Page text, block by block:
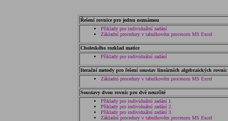
Řešení rovnice pro jednu neznámou
Přiklady pro individuální zadání
Základní procedury v tabulkovém procesoru MS Excel
Choleského rozklad matice
Přiklady pro individuální zadání
Iterační metody pro řešení soustav lineárních algebraických rovnic
Základní procedury v tabulkovém procesoru MS Excel
Soustavy dvou rovnic pro dvě neurčité
Přiklady pro individuální zadání 1.
Přiklady pro individuální zadání 2.
Přiklady pro individuální zadání 3.
Základní procedury v tabulkovém procesoru MS Excel